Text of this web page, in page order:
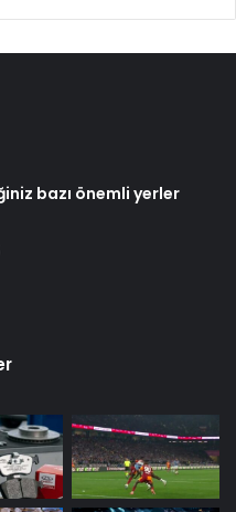
bazı önemli yerler